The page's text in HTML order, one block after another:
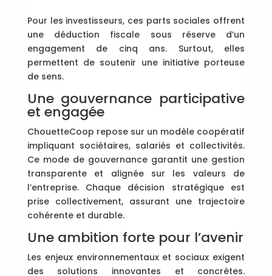
Pour les investisseurs, ces parts sociales offrent
une déduction fiscale sous réserve d’un
engagement de cinq ans. Surtout, elles
permettent de soutenir une initiative porteuse
de sens.
Une gouvernance participative
et engagée
ChouetteCoop repose sur un modèle coopératif
impliquant sociétaires, salariés et collectivités.
Ce mode de gouvernance garantit une gestion
transparente et alignée sur les valeurs de
l’entreprise. Chaque décision stratégique est
prise collectivement, assurant une trajectoire
cohérente et durable.
Une ambition forte pour l’avenir
Les enjeux environnementaux et sociaux exigent
des solutions innovantes et concrètes.